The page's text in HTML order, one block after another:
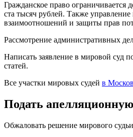
Гражданское право ограничивается
ста тысяч рублей. Также
взаимоотношений и защиты прав
Рассмотрение административных
Написать заявление в мировой суд
статей.
Все участки мировых судей в
Подать
Обжаловать решение мирового